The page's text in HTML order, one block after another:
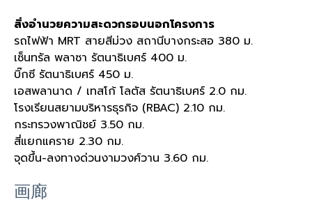
สิ่งอำนวยความสะดวกรอบนอกโครงการ
รถไฟฟ้า MRT สายสีม่วง สถานีบางกระสอ 380 ม.
เซ็นทรัล พลาซา รัตนาธิเบศร์ 400 ม.
บิ๊กซี รัตนาธิเบศร์ 450 ม.
เอสพลานาด / เทสโก้ โลตัส รัตนาธิเบศร์ 2.0 กม.
โรงเรียนสยามบริหารธุรกิจ (RBAC) 2.10 กม.
กระทรวงพาณิชย์ 3.50 กม.
สี่แยกแคราย 2.30 กม.
จุดขึ้น-ลงทางด่วนงามวงศ์วาน 3.60 กม.
画廊